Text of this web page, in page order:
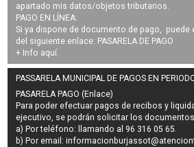
apartado mis datos/objetos tributarios.
PAGO EN LÍNEA:
Si ya dispone de documento de pago, puede
del siguiente enlace: PASARELA DE PAGO
+ Info aquí.
PASSARELA MUNICIPAL DE PAGOS EN
PASARELA PAGO (Enlace)
Para poder efectuar pagos derecibos y
ejecutivo, se podrán solicitar los
a) Por teléfono: llamando al 96 316 05 65.
b) Por email: